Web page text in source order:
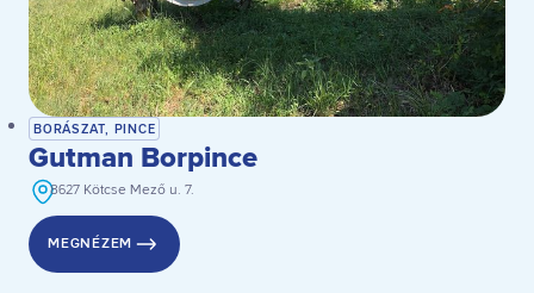
BORÁSZAT, PINCE
Gutman Borpince
8627 Kötcse Mező u. 7.
MEGNÉZEM